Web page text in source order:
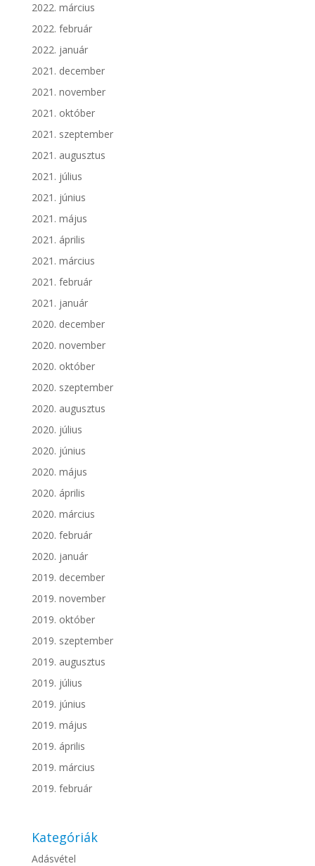
2022. március
2022. február
2022. január
2021. december
2021. november
2021. október
2021. szeptember
2021. augusztus
2021. július
2021. június
2021. május
2021. április
2021. március
2021. február
2021. január
2020. december
2020. november
2020. október
2020. szeptember
2020. augusztus
2020. július
2020. június
2020. május
2020. április
2020. március
2020. február
2020. január
2019. december
2019. november
2019. október
2019. szeptember
2019. augusztus
2019. július
2019. június
2019. május
2019. április
2019. március
2019. február
Kategóriák
Adásvétel